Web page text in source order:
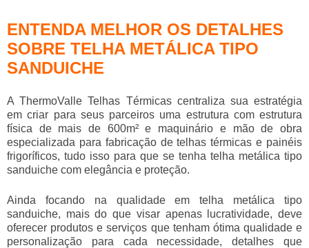
ENTENDA MELHOR OS DETALHES
SOBRE TELHA METÁLICA TIPO
SANDUICHE
A ThermoValle Telhas Térmicas centraliza sua estratégia
em criar para seus parceiros uma estrutura com estrutura
física de mais de 600m² e maquinário e mão de obra
especializada para fabricação de telhas térmicas e painéis
frigoríficos, tudo isso para que se tenha telha metálica tipo
sanduiche com elegância e proteção.
Ainda focando na qualidade emtelha metálica tipo
sanduiche, mais do que visar apenas lucratividade, deve
oferecer produtos e serviços que tenham ótima qualidade e
personalização para cada necessidade, detalhes que